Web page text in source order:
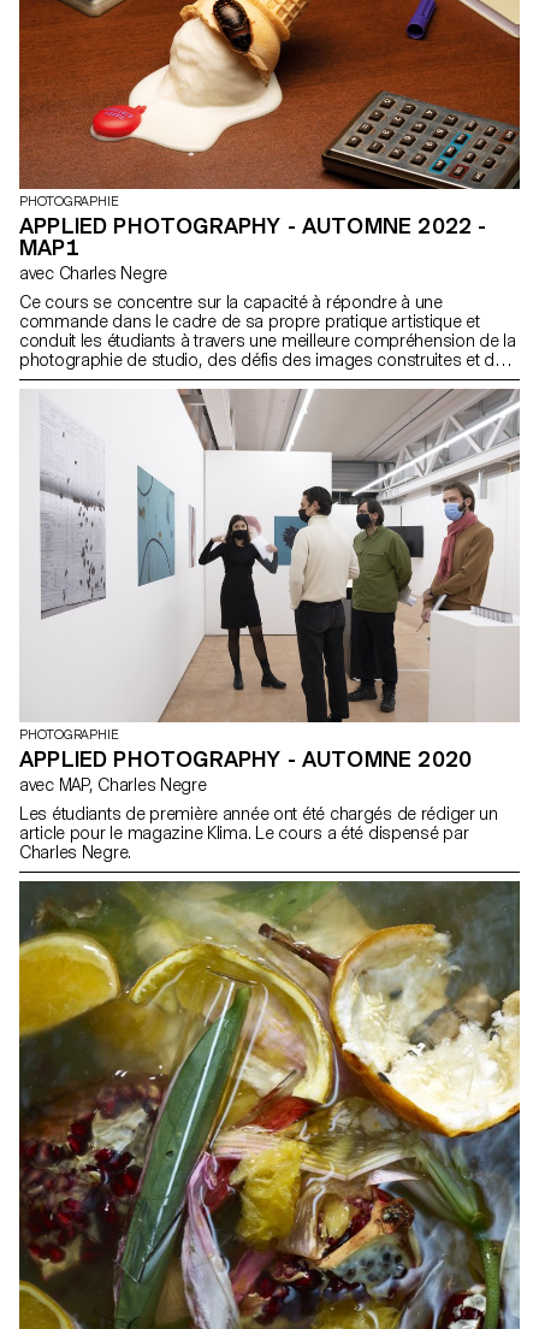
PHOTOGRAPHIE
APPLIED PHOTOGRAPHY - AUTOMNE 2022 -
MAP1
avec Charles Negre
Ce cours se concentre sur la capacité à répondre à une
commande dans le cadre de sa propre pratique artistique et
conduit les étudiants à travers une meilleure compréhension de la
photographie de studio, des défis des images construites et de
leurs processus. Pour ce semestre, nous collaborerons avec
Macguffin, un magazine dédié à la vie des choses, des objets qui
racontent des histoires, des histoires qui sont racontées par des
objets.
PHOTOGRAPHIE
APPLIED PHOTOGRAPHY - AUTOMNE 2020
avec MAP, Charles Negre
Les étudiants de première année ont été chargés de rédiger un
article pour le magazine Klima. Le cours a été dispensé par
Charles Negre.